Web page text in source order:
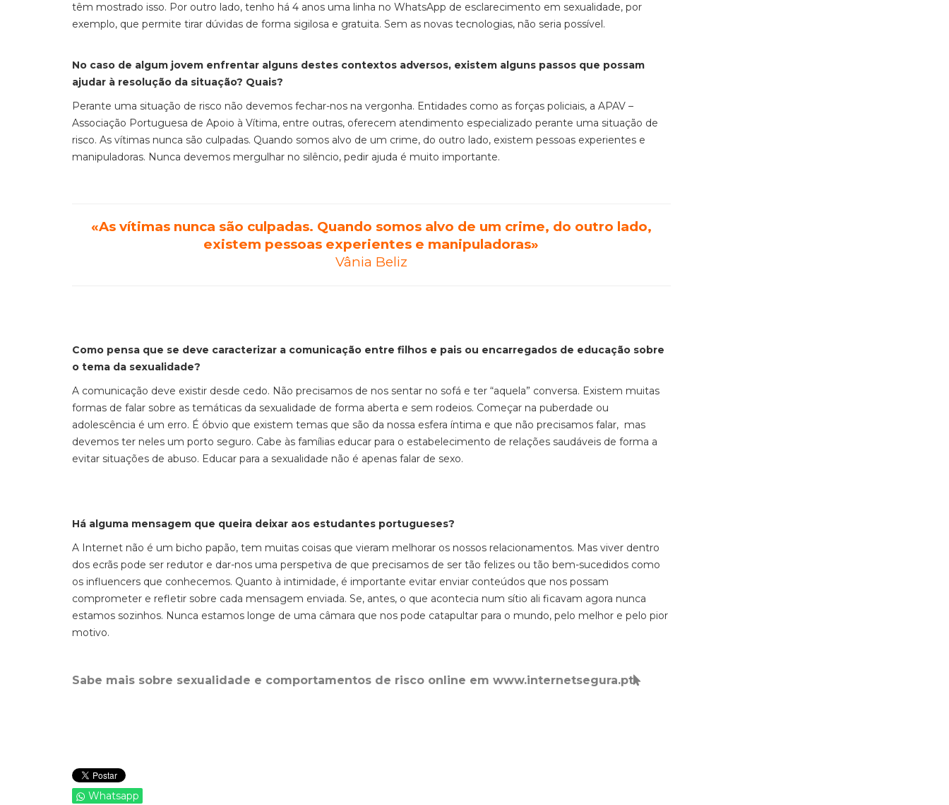
têm mostrado isso. Por outro lado, tenho há 4 anos uma linha no WhatsApp de esclarecimento em sexualidade, por
exemplo, que permite tirar dúvidas de forma sigilosa e gratuita. Sem as novas tecnologias, não seria possível.
No caso de algum jovem enfrentar alguns destes contextos adversos, existem alguns passos que possam
ajudar à resolução da situação? Quais?
Perante uma situação de risco não devemos fechar-nos na vergonha. Entidades como as forças policiais, a APAV –
Associação Portuguesa de Apoio à Vítima, entre outras, oferecem atendimento especializado perante uma situação de
risco. As vítimas nunca são culpadas. Quando somos alvo de um crime, do outro lado, existem pessoas experientes e
manipuladoras. Nunca devemos mergulhar no silêncio, pedir ajuda é muito importante.
«As vítimas nunca são culpadas. Quando somos alvo de um crime, do outro lado,
existem pessoas experientes e manipuladoras»
Vânia Beliz
Como pensa que se deve caracterizar a comunicação entre filhos e pais ou encarregados de educação sobre
o tema da sexualidade?
A comunicação deve existir desde cedo. Não precisamos de nos sentar no sofá e ter “aquela” conversa. Existem muitas
formas de falar sobre as temáticas da sexualidade de forma aberta e sem rodeios. Começar na puberdade ou
adolescência é um erro. É óbvio que existem temas que são da nossa esfera íntima e que não precisamos falar, mas
devemos ter neles um porto seguro. Cabe às famílias educar para o estabelecimento de relações saudáveis de forma a
evitar situações de abuso. Educar para a sexualidade não é apenas falar de sexo.
Há alguma mensagem que queira deixar aos estudantes portugueses?
A Internet não é um bicho papão, tem muitas coisas que vieram melhorar os nossos relacionamentos. Mas viver dentro
dos ecrãs pode ser redutor e dar-nos uma perspetiva de que precisamos de ser tão felizes ou tão bem-sucedidos como
os influencers que conhecemos. Quanto à intimidade, é importante evitar enviar conteúdos que nos possam
comprometer e refletir sobre cada mensagem enviada. Se, antes, o que acontecia num sítio ali ficavam agora nunca
estamos sozinhos. Nunca estamos longe de uma câmara que nos pode catapultar para o mundo, pelo melhor e pelo pior
motivo.
Sabe mais sobre sexualidade e comportamentos de risco online em www.internetsegura.pt
Whatsapp